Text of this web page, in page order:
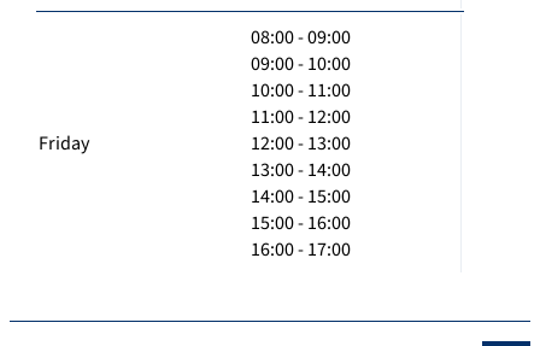
Friday
08:00 - 09:00
09:00 - 10:00
10:00 - 11:00
11:00 - 12:00
12:00 - 13:00
13:00 - 14:00
14:00 - 15:00
15:00 - 16:00
16:00 - 17:00